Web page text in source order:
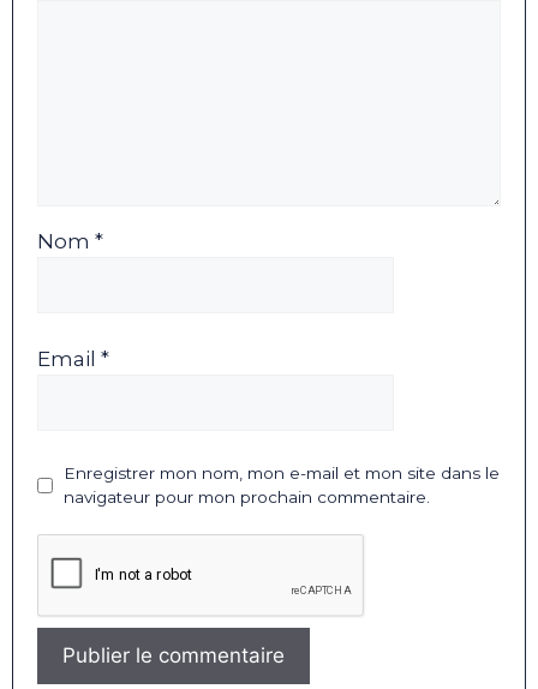
Nom *
Email *
Enregistrer mon nom, mon e-mail et mon site dans le
navigateur pour mon prochain commentaire.